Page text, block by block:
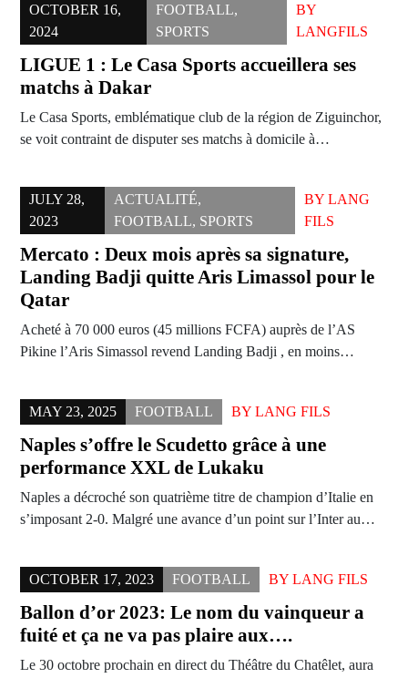
OCTOBER 16,
2024
FOOTBALL,
SPORTS
BY
LANGFILS
LIGUE 1 : Le Casa Sports accueillera ses
matchs à Dakar
Le Casa Sports, emblématique club de la région de Ziguinchor,
se voit contraint de disputer ses matchs à domicile à…
JULY 28,
2023
ACTUALITÉ,
FOOTBALL, SPORTS
BYLANG
FILS
Mercato : Deux mois après sa signature,
Landing Badji quitte Aris Limassol pour le
Qatar
Acheté à 70 000 euros (45 millions FCFA) auprès de l’AS
Pikine l’Aris Simassol revend Landing Badji , en moins…
MAY 23, 2025 FOOTBALL BY LANG FILS
Naples s’offre le Scudetto grâce à une
performance XXL de Lukaku
Naples a décroché son quatrième titre de champion d’Italie en
s’imposant 2-0. Malgré une avance d’un point sur l’Inter au…
OCTOBER 17, 2023 FOOTBALL BY LANG FILS
Ballon d’or 2023: Le nom du vainqueur a
fuité et ça ne va pas plaire aux….
Le 30 octobre prochain en direct du Théâtre du Chatêlet, aura